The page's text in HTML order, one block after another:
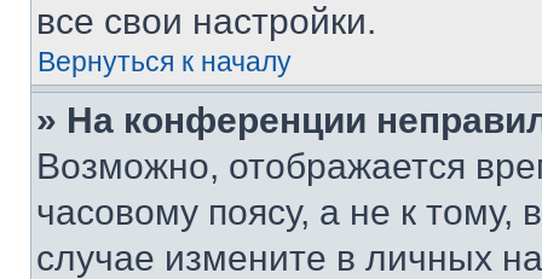
все свои настройки.
Вернуться к началу
» На конференции
Возможно, отображается
часовому поясу, а не к тому,
случае измените в личных